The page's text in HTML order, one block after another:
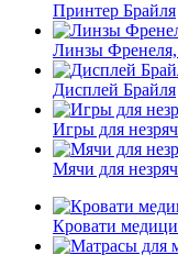
Принтер Брайля
Линзы Френеля,
Дисплей Брайля
Игры для
Мячи для
Кровати